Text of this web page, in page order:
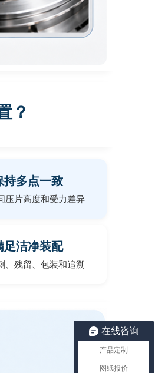
？
持多点一致
压片高度和受力差异
足洁净装配
、残留、包装和追溯
在线咨询
产品定制
图纸报价